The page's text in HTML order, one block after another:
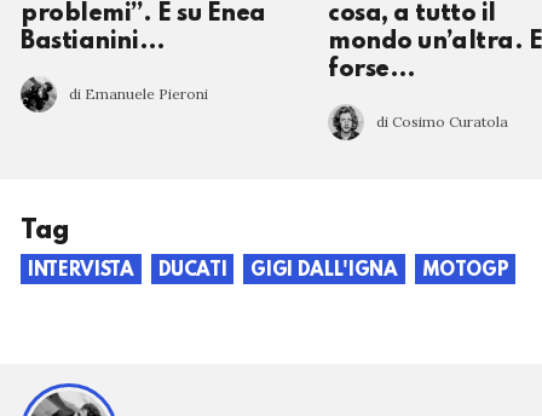
problemi”. E su Enea
Bastianini…
di Emanuele Pieroni
cosa, a tutto il
mondo un’altra. E
forse…
di Cosimo Curatola
Tag
INTERVISTA DUCATI GIGI DALL'IGNA MOTOGP